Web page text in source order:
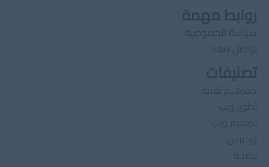
روابط مهمة
سياسة الخصوصية
تواصل معنا
تصنيفات
مفاهيم تقنية
تطوير ويب
تصميم ويب
وردبرس
برمجة